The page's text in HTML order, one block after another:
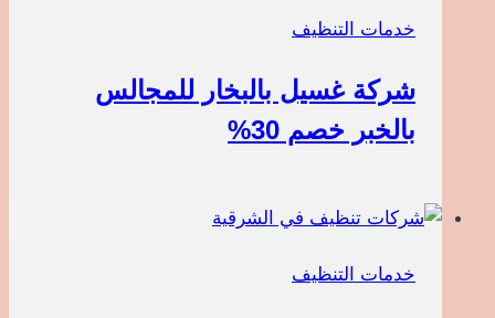
خدمات التنظيف
شركة غسيل بالبخار للمجالس
بالخبر خصم 30%
خدمات التنظيف